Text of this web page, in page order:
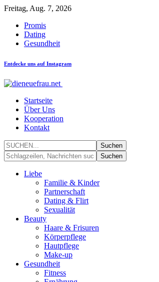
Freitag, Aug. 7, 2026
Promis
Dating
Gesundheit
Entdecke uns auf Instagram
Startseite
Über Uns
Kooperation
Kontakt
Liebe
Familie & Kinder
Partnerschaft
Dating & Flirt
Sexualität
Beauty
Haare & Frisuren
Körperpflege
Hautpflege
Make-up
Gesundheit
Fitness